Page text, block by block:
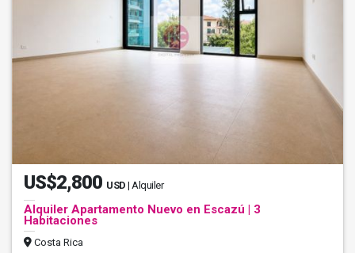
US$2,800 USD | Alquiler
Alquiler Apartamento Nuevo en Escazú | 3
Habitaciones
Costa Rica